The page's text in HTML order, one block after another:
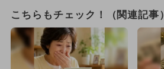
こちらもチェック！（関連記事）